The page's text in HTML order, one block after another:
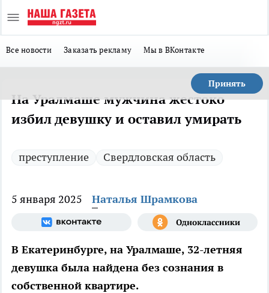
Все новости Заказать рекламу Мы в ВКонтакте
Принять
На Уралмаше мужчина жестоко
избил девушку и оставил умирать
преступление Свердловская область
5 января 2025 Наталья Шрамкова
В Екатеринбурге, на Уралмаше, 32-летняя
девушка была найдена без сознания в
собственной квартире.